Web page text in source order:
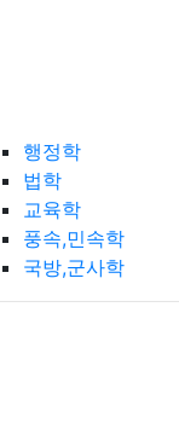
행정학
법학
교육학
풍속,민속학
국방,군사학